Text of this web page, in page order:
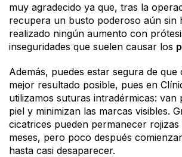
muy agradecido ya que, tras la
recupera un busto poderoso aún sin
realizado ningún aumento con
inseguridades que suelen causar los
Además, puedes estar segura de que
mejor resultado posible, pues en
utilizamos suturas intradérmicas: van
piel y minimizan las marcas visibles.
cicatrices pueden permanecer
meses, pero poco después
hasta casi desaparecer.